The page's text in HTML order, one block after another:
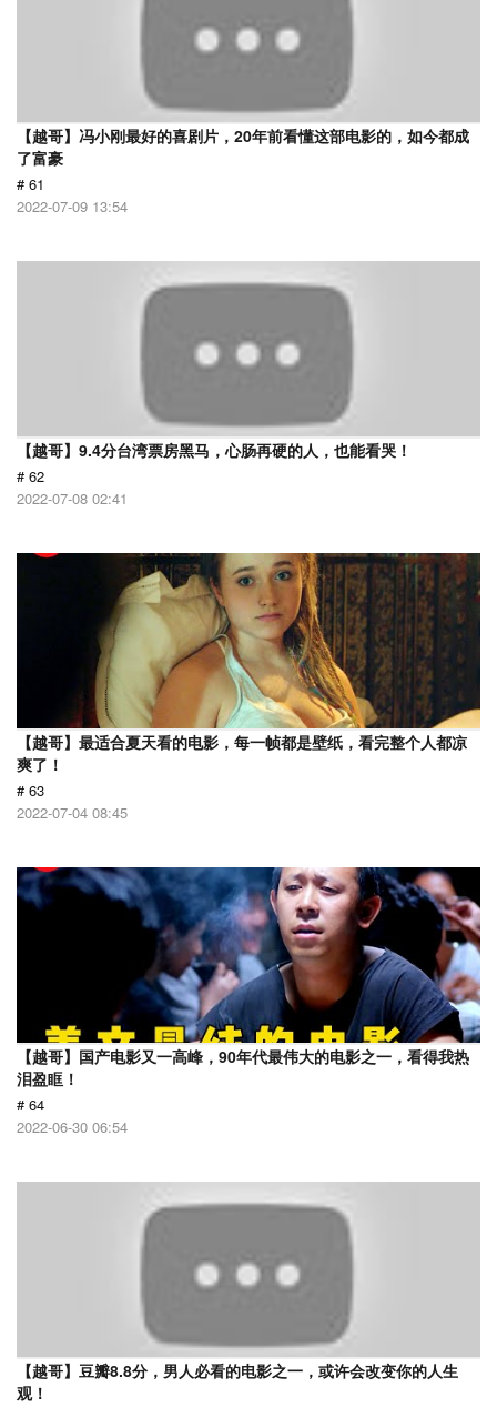
【越哥】冯小刚最好的喜剧片，20年前看懂这部电影的，如今都成
了富豪
# 61
2022-07-09 13:54
【越哥】9.4分台湾票房黑马，心肠再硬的人，也能看哭！
# 62
2022-07-08 02:41
【越哥】最适合夏天看的电影，每一帧都是壁纸，看完整个人都凉
爽了！
# 63
2022-07-04 08:45
【越哥】国产电影又一高峰，90年代最伟大的电影之一，看得我热
泪盈眶！
# 64
2022-06-30 06:54
【越哥】豆瓣8.8分，男人必看的电影之一，或许会改变你的人生
观！